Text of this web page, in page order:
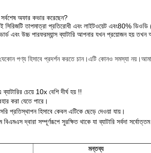
অফার কভার করেছেন?
সিরিজটি তাপমাত্রা প্রতিরোধী এবং লাইটওয়েট এবং80% ডিওডি
এবং উচ্চ পারফরম্যান্স ব্যাটারি আপনার যখন প্রয়োজন হয়
যেকোন পণ্য হিসাবে প্রদর্শন করতে চান।এটি কোনও সমস্যা
চেয়ে 10x বেশি দীর্ঘ হয় !!
করা যেতে পারে।
প্রতিস্থাপন হিসাবে কেবল এটিকে ছেড়ে দেওয়া যায়।
বিএমএস দ্বারা সম্পূর্ণরূপে সুরক্ষিত থাকে যা ব্যাটারি সর্বদা
মন্তব্য